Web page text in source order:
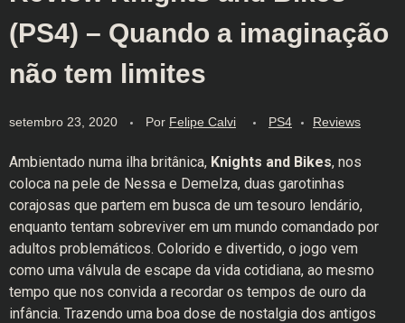
(PS4) – Quando a imaginação
não tem limites
setembro 23, 2020 Por Felipe Calvi PS4 Reviews
Ambientado numa ilha britânica, Knights and Bikes, nos
coloca na pele de Nessa e Demelza, duas garotinhas
corajosas que partem em busca de um tesouro lendário,
enquanto tentam sobreviver em um mundo comandado por
adultos problemáticos. Colorido e divertido, o jogo vem
como uma válvula de escape da vida cotidiana, ao mesmo
tempo que nos convida a recordar os tempos de ouro da
infância. Trazendo uma boa dose de nostalgia dos antigos